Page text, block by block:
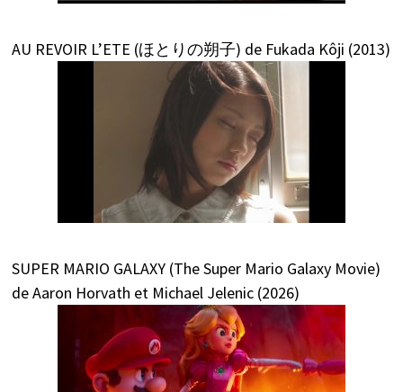
AU REVOIR L’ETE (ほとりの朔子) de Fukada Kôji (2013)
SUPER MARIO GALAXY (The Super Mario Galaxy Movie)
de Aaron Horvath et Michael Jelenic (2026)